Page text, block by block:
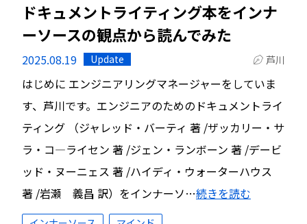
ドキュメントライティング本をインナ
ーソースの観点から読んでみた
2025.08.19 Update 芦川
はじめに エンジニアリングマネージャーをしていま
す、芦川です。エンジニアのためのドキュメントライ
ティング （ジャレッド・バーティ 著 /ザッカリー・サ
ラ・コ―ライセン 著 /ジェン・ランボーン 著 /デービ
ッド・ヌーニェス 著 /ハイディ・ウォーターハウス
著 /岩瀬 義昌 訳）をインナーソ…続きを読む